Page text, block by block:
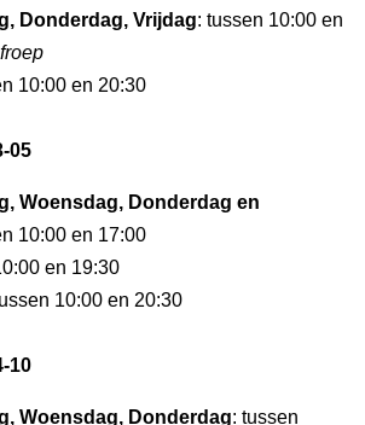
Donderdag, Vrijdag: tussen 10:00 en
10:00 en 20:30
05
Woensdag, Donderdag en
10:00 en 17:00
en 19:30
10:00 en 20:30
10
Woensdag, Donderdag: tussen